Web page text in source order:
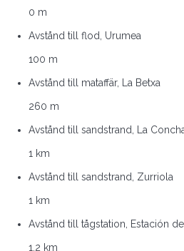
0 m
Avstånd till flod, Urumea
100 m
Avstånd till mataffär, La Betxa
260 m
Avstånd till sandstrand, La
1 km
Avstånd till sandstrand, Zurriola
1 km
Avstånd till tågstation, Estación
1,2 km